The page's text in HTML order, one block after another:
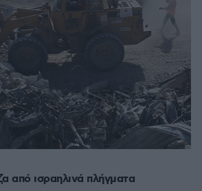
από ισραηλινά πλήγματα